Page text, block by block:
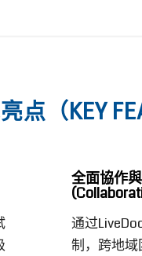
点（KEY
全面協作
通过
制，跨地